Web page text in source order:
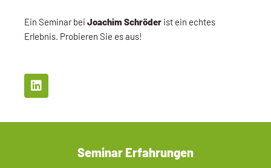
Ein Seminar bei Joachim Schröder ist ein echtes
Erlebnis. Probieren Sie es aus!
Seminar Erfahrungen